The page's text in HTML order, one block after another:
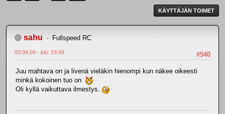
KÄYTTÄJÄN TOIMET
sahu Fullspeed RC
#540
03.04.09 - klo: 19.59
Juu mahtava on ja livenä vieläkin hienompi kun näkee oikeesti
minkä kokoinen tuo on
Oli kyllä vaikuttava ilmestys.